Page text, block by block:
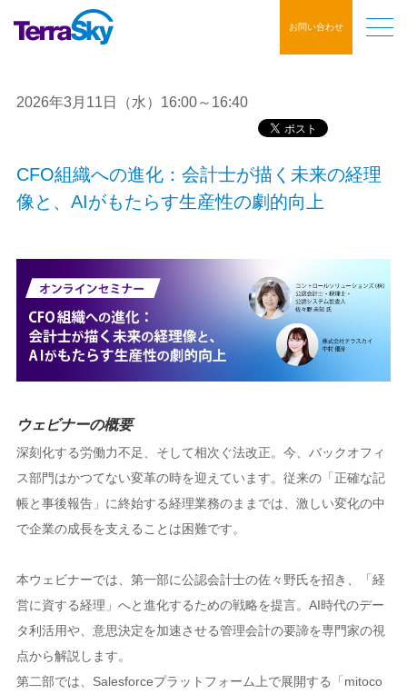
お問い合わせ
2026年3月11日（水）16:00～16:40
CFO組織への進化：会計士が描く未来の経理
像と、AIがもたらす生産性の劇的向上
ウェビナーの概要
深刻化する労働力不足、そして相次ぐ法改正。今、バックオフィ
ス部門はかつてない変革の時を迎えています。従来の「正確な記
帳と事後報告」に終始する経理業務のままでは、激しい変化の中
で企業の成長を支えることは困難です。
本ウェビナーでは、第一部に公認会計士の佐々野氏を招き、「経
営に資する経理」へと進化するための戦略を提言。AI時代のデー
タ利活用や、意思決定を加速させる管理会計の要諦を専門家の視
点から解説します。
第二部では、Salesforceプラットフォーム上で展開する「mitoco